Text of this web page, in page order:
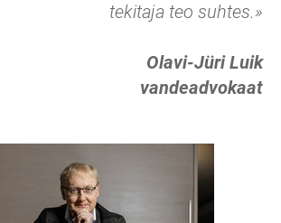
tekitaja teo suhtes.»
Olavi-Jüri Luik
vandeadvokaat